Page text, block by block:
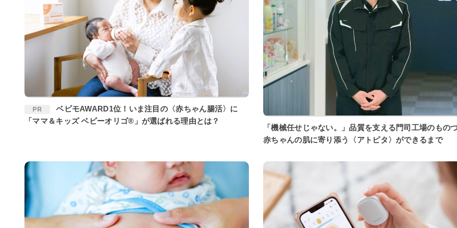
PR
ベビモAWARD1位！いま注目の〈赤ちゃん腸活〉に
「ママ＆キッズ ベビーオリゴ®」が選ばれる理由とは？
「機械任せじゃない。」品質を支える門司工場のもの
赤ちゃんの肌に寄り添う〈アトピタ〉ができるまで